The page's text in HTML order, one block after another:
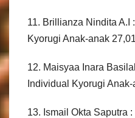
11. Brillianza Nindita A.I
Kyorugi Anak-anak
12. Maisyaa Inara
Individual Kyorugi
13. Ismail Okta Saputra